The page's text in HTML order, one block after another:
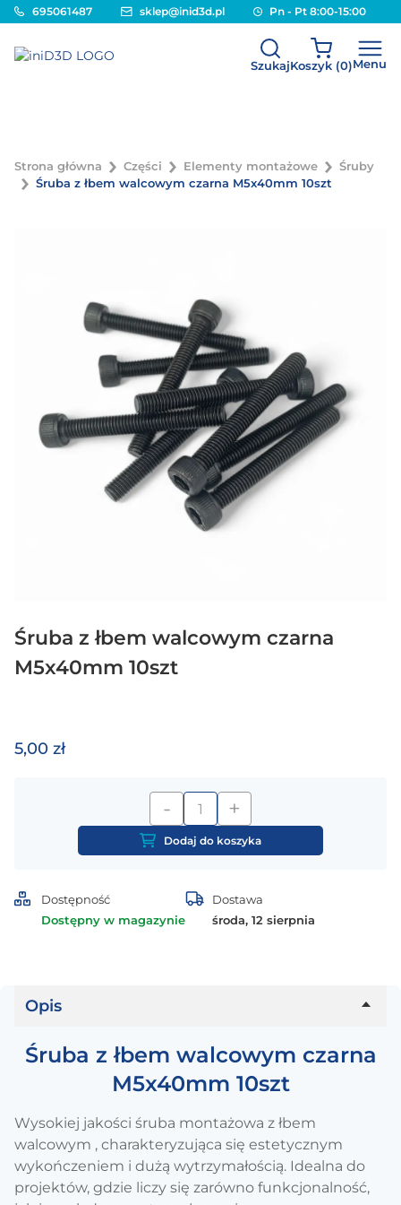
695061487 sklep@inid3d.pl Pn - Pt 8:00-15:00
SzukajKoszyk (0)Menu
Strona główna Części Elementy montażowe
Śruby
Śruba z łbem walcowym czarna M5x40mm 10szt
Śruba z łbem walcowym czarna
M5x40mm 10szt
5,00 zł
-
ilość
Śruba
z
walcowym
czarna
M5x40mm
+
Dodaj do koszyka
Dostępność
Dostępny w magazynie
Dostawa
środa, 12 sierpnia
Opis
Śruba z łbem walcowym czarna
M5x40mm 10szt
Wysokiej jakości śruba montażowa z łbem
walcowym , charakteryzująca się estetycznym
wykończeniem i dużą wytrzymałością. Idealna do
projektów, gdzie liczy się zarówno funkcjonalność,